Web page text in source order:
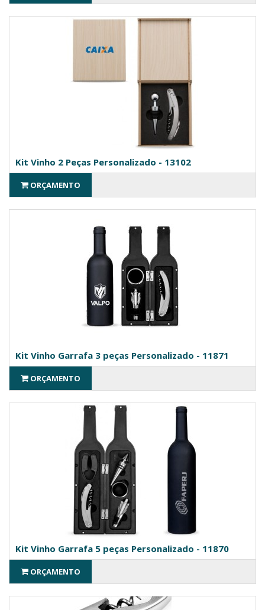
Kit Vinho 2 Peças Personalizado - 13102
ORÇAMENTO
Kit Vinho Garrafa 3 peças Personalizado - 11871
ORÇAMENTO
Kit Vinho Garrafa 5 peças Personalizado - 11870
ORÇAMENTO